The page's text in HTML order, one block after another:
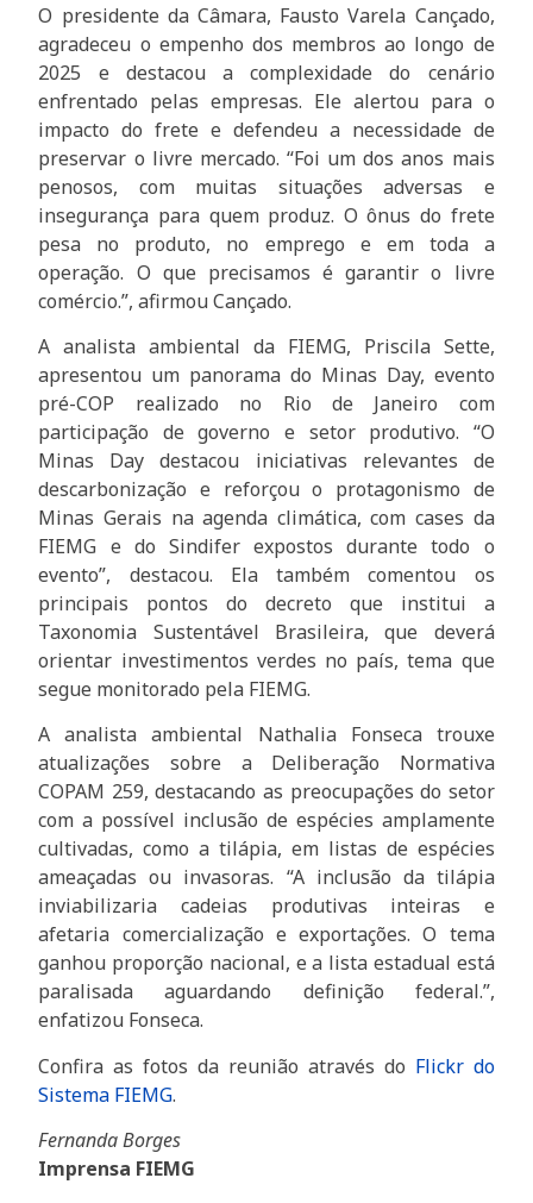
O presidente da Câmara, Fausto Varela Cançado,
agradeceu o empenho dos membros ao longo de
2025 e destacou a complexidade do cenário
enfrentado pelas empresas. Ele alertou para o
impacto do frete e defendeu a necessidade de
preservar o livre mercado. “Foi um dos anos mais
penosos, com muitas situações adversas e
insegurança para quem produz. O ônus do frete
pesa no produto, no emprego e em toda a
operação. O que precisamos é garantir o livre
comércio.”, afirmou Cançado.
A analista ambiental da FIEMG, Priscila Sette,
apresentou um panorama do Minas Day, evento
pré-COP realizado no Rio de Janeiro com
participação de governo e setor produtivo. “O
Minas Day destacou iniciativas relevantes de
descarbonização e reforçou o protagonismo de
Minas Gerais na agenda climática, com cases da
FIEMG e do Sindifer expostos durante todo o
evento”, destacou. Ela também comentou os
principais pontos do decreto que institui a
Taxonomia Sustentável Brasileira, que deverá
orientar investimentos verdes no país, tema que
segue monitorado pela FIEMG.
A analista ambiental Nathalia Fonseca trouxe
atualizações sobre a Deliberação Normativa
COPAM 259, destacando as preocupações do setor
com a possível inclusão de espécies amplamente
cultivadas, como a tilápia, em listas de espécies
ameaçadas ou invasoras. “A inclusão da tilápia
inviabilizaria cadeias produtivas inteiras e
afetaria comercialização e exportações. O tema
ganhou proporção nacional, e a lista estadual está
paralisada aguardando definição federal.”,
enfatizou Fonseca.
Confira as fotos da reunião através do Flickr do
Sistema FIEMG.
Fernanda Borges
Imprensa FIEMG